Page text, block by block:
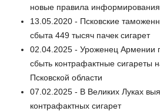
новые правила информирования
13.05.2020 - Псковские
сбыта 449 тысяч пачек сигарет
02.04.2025 - Уроженец Армении
сбыть контрафактные сигареты
Псковской области
07.02.2025 - В Великих Луках
контрафактных сигарет